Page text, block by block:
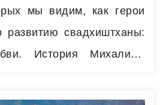
мы видим, как герои
свадхиштханы:
История Михалины
двух лун» Фильмы с